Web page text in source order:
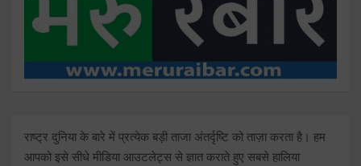
राष्ट्र दुनिया के बारे में प्रत्येक बड़ी ताजा अंतर्दृष्टि को ताज़ा करता है। हम
आपको इसे सीधे मीडिया आउटलेट्स से ज्ञात कराते हुए सबसे हालिया